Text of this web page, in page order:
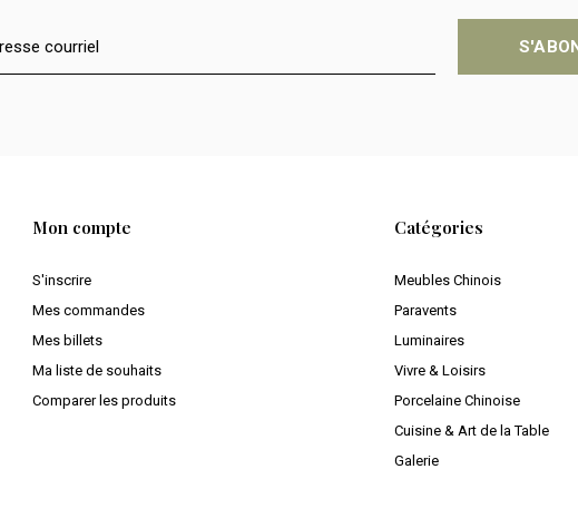
Mon compte
S'inscrire
Mes commandes
Mes billets
Ma liste de souhaits
Comparer les produits
Catégories
Meubles Chinois
Paravents
Luminaires
Vivre & Loisirs
Porcelaine Chinoise
Cuisine & Art de la Table
Galerie